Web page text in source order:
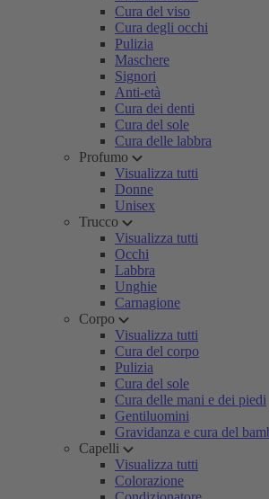
Cura del viso
Cura degli occhi
Pulizia
Maschere
Signori
Anti-età
Cura dei denti
Cura del sole
Cura delle labbra
Profumo
Visualizza tutti
Donne
Unisex
Trucco
Visualizza tutti
Occhi
Labbra
Unghie
Carnagione
Corpo
Visualizza tutti
Cura del corpo
Pulizia
Cura del sole
Cura delle mani e dei piedi
Gentiluomini
Gravidanza e cura del
Capelli
Visualizza tutti
Colorazione